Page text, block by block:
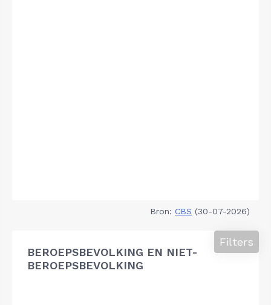
Bron: CBS (30-07-2026)
BEROEPSBEVOLKING EN NIET-
BEROEPSBEVOLKING
Filters